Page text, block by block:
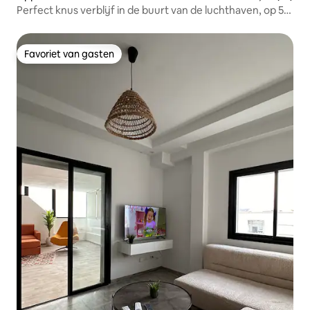
Perfect knus verblijf in de buurt van de luchthaven, op 5
Favoriet van gasten
Favoriet van gasten